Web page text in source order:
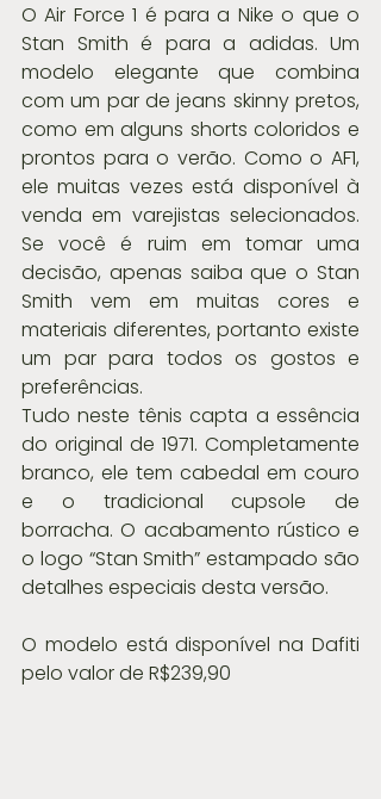
O Air Force 1 é para a Nike o que o
Stan Smith é para a adidas. Um
modelo elegante que combina
com um par de jeans skinny pretos,
como em alguns shorts coloridos e
prontos para o verão. Como o AF1,
ele muitas vezes está disponível à
venda em varejistas selecionados.
Se você é ruim em tomar uma
decisão, apenas saiba que o Stan
Smith vem em muitas cores e
materiais diferentes, portanto existe
um par para todos os gostos e
preferências.
Tudo neste tênis capta a essência
do original de 1971. Completamente
branco, ele tem cabedal em couro
e o tradicional cupsole de
borracha. O acabamento rústico e
o logo “Stan Smith” estampado são
detalhes especiais desta versão.
O modelo está disponível na Dafiti
pelo valor de R$239,90